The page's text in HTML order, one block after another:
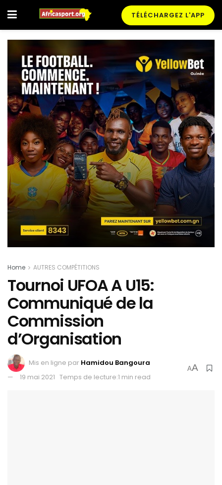
TÉLÉCHARGEZ L'APP
Home AUTRES COMPÉTITIONS
Tournoi UFOA A U15:
Communiqué de la
Commission
d’Organisation
Mis en ligne par Hamidou Bangoura
19 mai 2021 Temps de lecture:1 min read
AA